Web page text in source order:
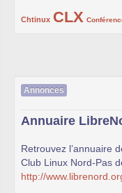
Chtinux
222/1002CLX
1002/1002
132/1002
119/1002
168/1002
Annonces
Annuaire
Retrouvez l’annuaire
Club Linux Nord-Pas
http://